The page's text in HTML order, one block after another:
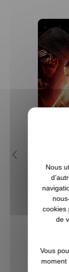
Créée
l'une
les
Nous
cookies
de
Vous
moment